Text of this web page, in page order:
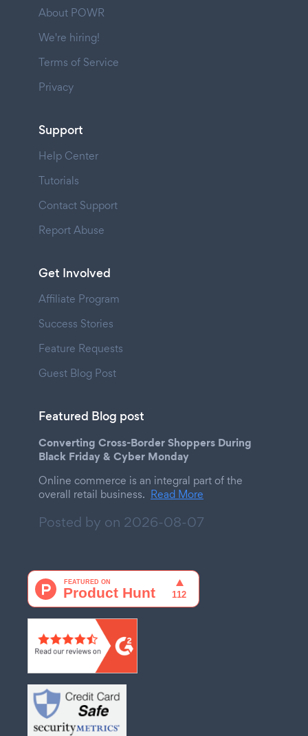
About POWR
We're hiring!
Terms of Service
Privacy
Support
Help Center
Tutorials
Contact Support
Report Abuse
Get Involved
Affiliate Program
Success Stories
Feature Requests
Guest Blog Post
Featured Blog post
Converting Cross-Border Shoppers During
Black Friday & Cyber Monday
Online commerce is an integral part of the
overall retail business. Read More
Posted by on 2026-08-07